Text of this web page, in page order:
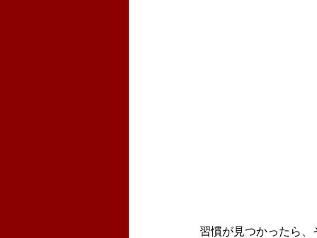
習慣が見つかったら